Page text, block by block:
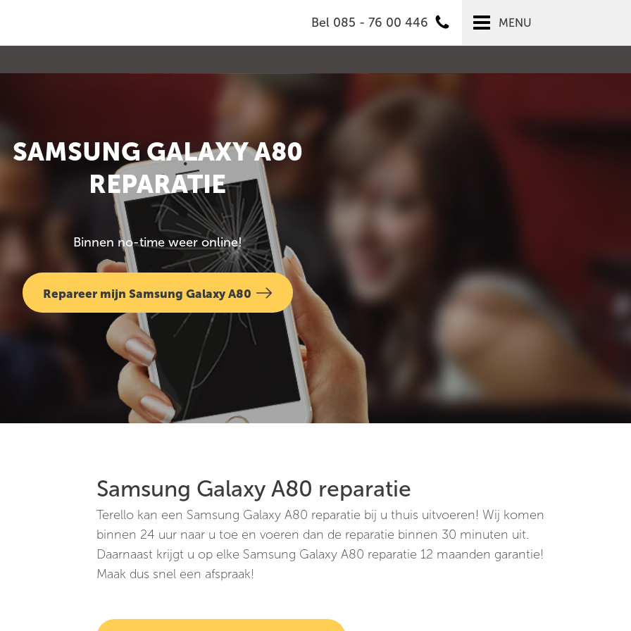
Bel 085 - 76 00 446 MENU
SAMSUNG GALAXY A80
REPARATIE
Binnen no-time weer online!
Repareer mijn Samsung Galaxy A80
Samsung Galaxy A80 reparatie
Terello kan een Samsung Galaxy A80 reparatie bij u thuis uitvoeren! Wij komen
binnen 24 uur naar u toe en voeren dan de reparatie binnen 30 minuten uit.
Daarnaast krijgt u op elke Samsung Galaxy A80 reparatie 12 maanden garantie!
Maak dus snel een afspraak!